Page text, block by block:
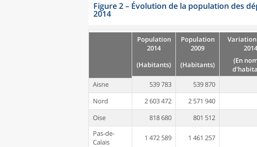
Figure 2– Évolution de la population des
2014
Population
2014
Population
2009
Variation
2014
(Habitants)
(Habitants)
(En
Aisne 539 783 539 870
Nord
2 603 472 2 571 940
Oise
818 680 801 512
Pas-de-
Calais
1 472 589 1 461 257